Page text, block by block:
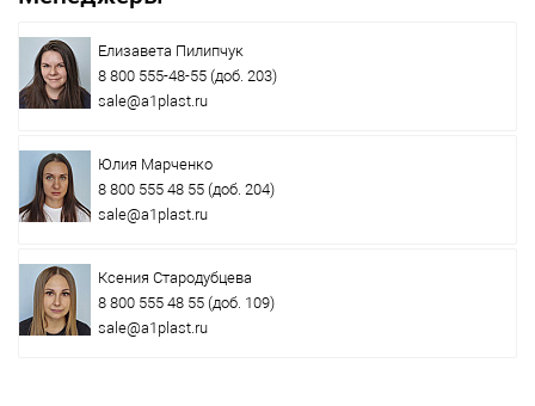
Елизавета Пилипчук
8 800 555-48-55 (доб. 203)
sale@a1plast.ru
Юлия Марченко
8 800 555 48 55 (доб. 204)
sale@a1plast.ru
Ксения Стародубцева
8 800 555 48 55 (доб. 109)
sale@a1plast.ru